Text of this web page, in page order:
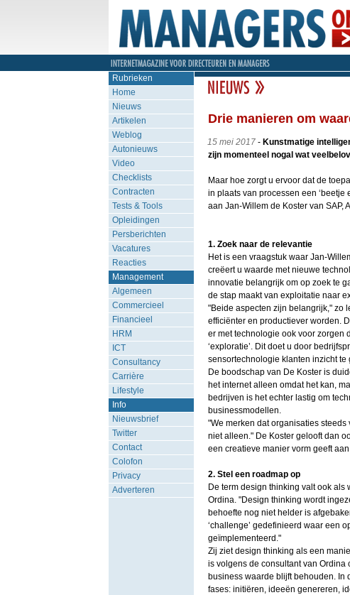
Rubrieken
Home
Nieuws
Artikelen
Weblog
Autonieuws
Video
Checklists
Contracten
Tests & Tools
Opleidingen
Persberichten
Vacatures
Reacties
Management
Algemeen
Commercieel
Financieel
HRM
ICT
Consultancy
Carrière
Lifestyle
Info
Nieuwsbrief
Twitter
Contact
Colofon
Privacy
Adverteren
Drie manieren om
15 mei 2017- Kunstmatige
zijn momenteel nogal wat
Maar hoe zorgt u ervoor dat de
in plaats van processen een ‘beetje
aan Jan-Willem de Koster van SAP,
1. Zoek naar de relevantie
Het is een vraagstuk waar Jan-
creëert u waarde met nieuwe
innovatie belangrijk om op zoek te
de stap maakt van exploitatie naar
"Beide aspecten zijn belangrijk," zo
efficiënter en productiever worden.
er met technologie ook voor zorgen
‘exploratie’. Dit doet u door
sensortechnologie klanten inzicht te
De boodschap van De Koster is
het internet alleen omdat het kan,
bedrijven is het echter lastig om
businessmodellen.
"We merken dat organisaties
niet alleen." De Koster gelooft dan
een creatieve manier vorm geeft
2. Stel een roadmap op
De term design thinking valt ook als
Ordina. "Design thinking wordt
behoefte nog niet helder is
‘challenge’ gedefinieerd waar een
geïmplementeerd."
Zij ziet design thinking als een
is volgens de consultant van
business waarde blijft behouden. In
fases: initiëren, ideeën genereren,